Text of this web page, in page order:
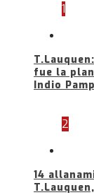
1
fue la
Indio
2
14